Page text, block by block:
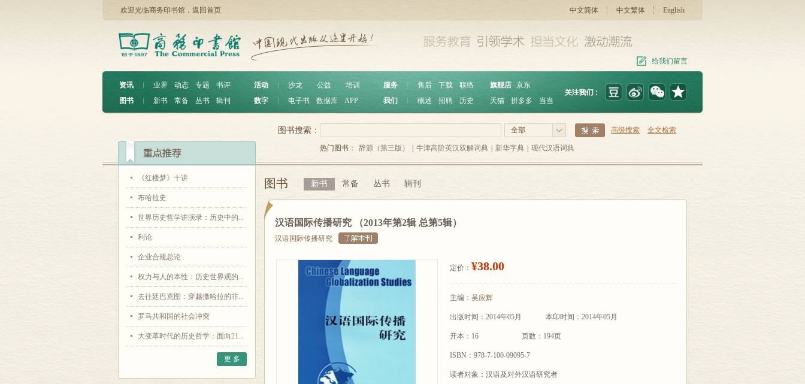
欢迎光临商务印书馆， 返回首页 中文简体 中文繁体 English
给我们留言
资讯 ︱ 业界 动态 专题
书评
图书
︱ 新书 常备 丛书 辑刊
活动 沙龙 公益
培训
数字
电子书 数据库 APP
服务 ︱ 售后 下载
联络
我们
概述 招聘 历史
旗舰店 京东
天猫
拼多多 当当
《红楼梦》十讲
布哈拉史
世界历史哲学讲演录：历史中的...
利论
企业合规总论
权力与人的本性：历史世界观的...
去往廷巴克图：穿越撒哈拉的非...
罗马共和国的社会冲突
大变革时代的历史哲学：面向21...
更 多
全部 高级搜索 全文检索
图书搜索：
热门图书： 辞源（第三版） 牛津高阶英汉双解词典 新华字典 现代汉语词典
图书 新书 常备 丛书 辑刊
汉语国际传播研究 （2013年第2辑 总第5辑）
汉语国际传播研究
定价： ¥38.00
主编： 吴应辉
出版时间：2014年05月 本印时间：2014年05月
开本：16 页数：194页
ISBN：978-7-100-09095-7
读者对象：汉语及对外汉语研究者